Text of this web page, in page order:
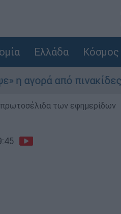
Ελλάδα Κόσμος
πινακίδες
των εφημερίδων